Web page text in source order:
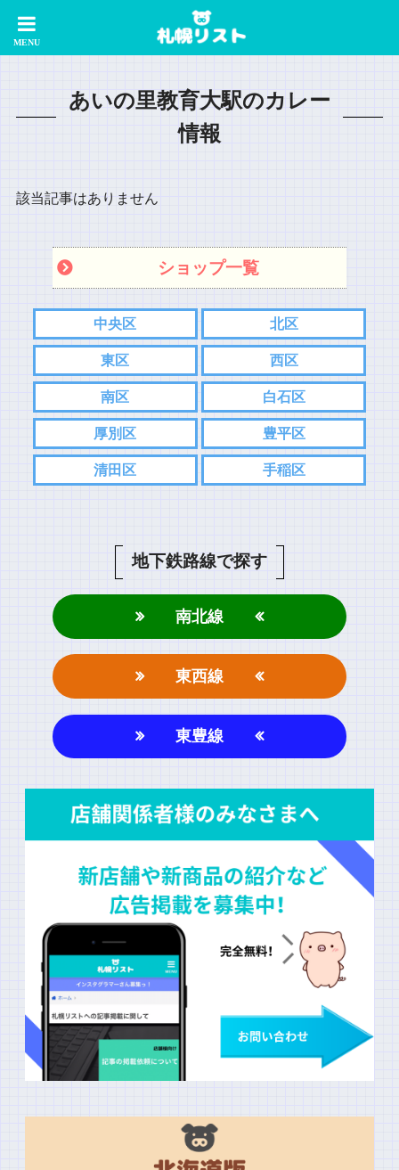
あいの里教育大駅のカレー
情報
該当記事はありません
ショップ一覧
中央区 北区
東区 西区
南区 白石区
厚別区 豊平区
清田区 手稲区
地下鉄路線で探す
南北線
東西線
東豊線